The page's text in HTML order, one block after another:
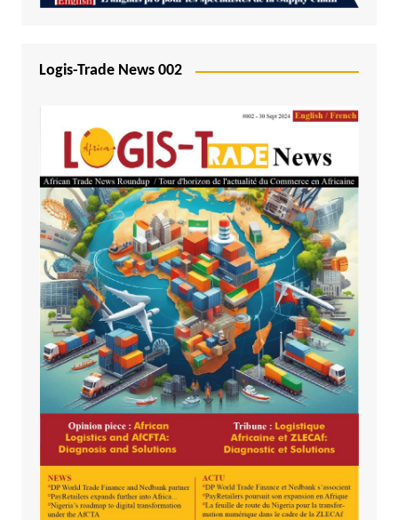
Logis-Trade News 002